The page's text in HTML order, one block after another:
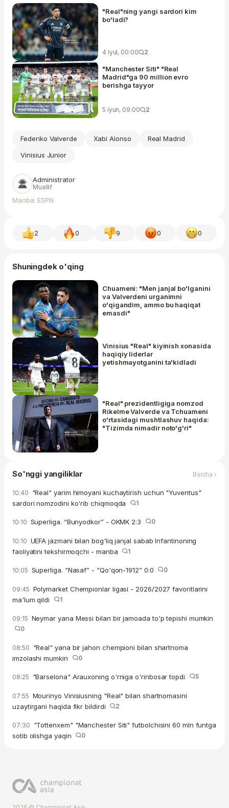
"Real"ning yangi sardori kim
bo'ladi?
4 iyul, 00:00 2
"Manchester Siti" "Real
Madrid"ga 90 million evro
berishga tayyor
5 iyun, 09:00 2
Federiko Valverde Xabi Alonso
Real Madrid
Vinisius Junior
Administrator
Muallif
Manba: ESPN
2 0 9 0 0
Shuningdek o'qing
Chuameni: "Men janjal bo'lganini
va Valverdeni urganimni
o'qigandim, ammo bu haqiqat
emasdi"
Vinisius "Real" kiyinish xonasida
haqiqiy liderlar
yetishmayotganini ta'kidladi
"Real" prezidentligiga nomzod
Rikelme Valverde va Tchuameni
o'rtasidagi mushtlashuv haqida:
"Tizimda nimadir noto'g'ri"
So'nggi yangiliklar Barcha ›
10:40 "Real" yarim himoyani kuchaytirish uchun "Yuventus"
sardori nomzodini ko'rib chiqmoqda
1
10:10 Superliga. “Bunyodkor” - OKMK 2:3 0
10:10 UEFA jazmani bilan bog'liq janjal sabab Infantinoning
faoliyatini tekshirmoqchi - manba
1
10:05 Superliga. “Nasaf” - “Qo'qon-1912“ 0:0 0
09:45 Polymarket Chempionlar ligasi - 2026/2027 favoritlarini
ma'lum qildi
1
09:15 Neymar yana Messi bilan bir jamoada to'p tepishi mumkin
0
08:50 "Real" yana bir jahon chempioni bilan shartnoma
imzolashi mumkin
0
08:25 "Barselona" Arauxoning o'rniga o'rinbosar topdi 5
07:55 Mourinyo Vinisiusning "Real" bilan shartnomasini
uzaytirgani haqida fikr bildirdi
2
07:30 "Tottenxem" "Manchester Siti" futbolchisini 60 mln funtga
sotib olishga yaqin
0